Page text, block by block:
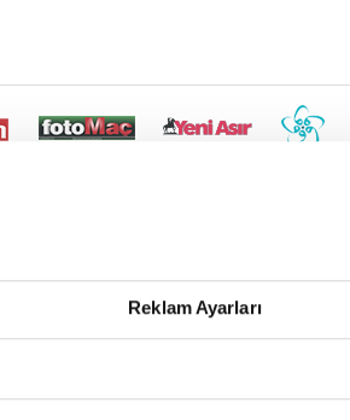
Reklam Ayarları